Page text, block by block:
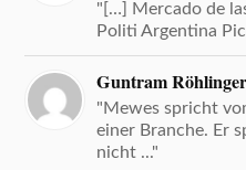
"[…] Mercado de
Politi Argentina
Guntram Röhlinger
"Mewes spricht
einer Branche. Er
nicht ..."